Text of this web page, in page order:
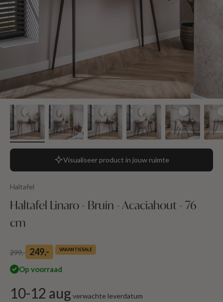
Visualiseer product in jouw ruimte
Haltafel
Haltafel Linaro - Bruin - Acaciahout - 76
cm
Aanbiedingsprijs
249,-
Normale prijs
299,- VAKANTIESALE
Op voorraad
10-12 aug verwachte leverdatum